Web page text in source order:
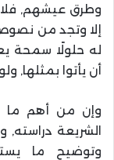
وطرق عيشهم, فلا
إلا وتجد من
له حلولًا سمحة
أن يأتوا بمثلها,
وإن من أهم ما
الشريعة دراسته,
وتوضيح ما